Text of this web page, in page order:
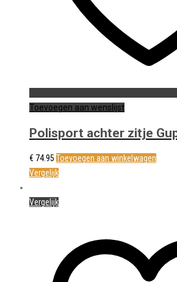
Toevoegen aan wenslijst
Polisport achter zitje
€ 74.95 Toevoegen aan winkelwagen
Vergelijk
Vergelijk